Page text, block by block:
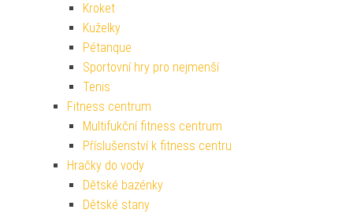
Kroket
Kuželky
Pétanque
Sportovní hry pro nejmenší
Tenis
Fitness centrum
Multifukční fitness centrum
Příslušenství k fitness centru
Hračky do vody
Dětské bazénky
Dětské stany